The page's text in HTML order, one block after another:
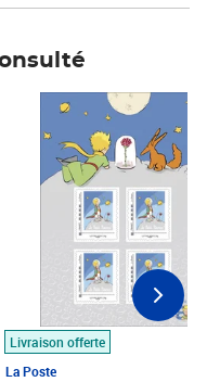
Livraison offerte
La Poste
Prix 7,50€